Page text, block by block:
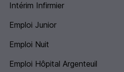
Intérim Infirmier
Emploi Junior
Emploi Nuit
Emploi Hôpital Argenteuil